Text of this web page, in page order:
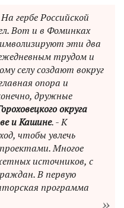
гербе Российской
Вот и в Фоминках
эти два
трудом и
селу создают вокруг
опора и
дружные
округа
и Кашине. - К
чтобы увлечь
Многое
источников, с
В первую
программа